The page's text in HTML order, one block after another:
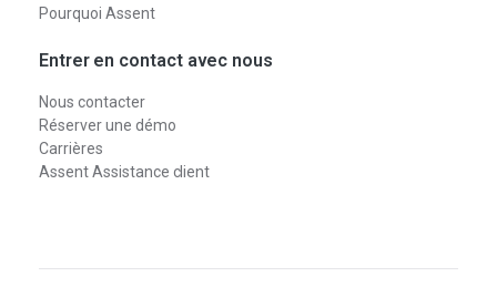
Pourquoi Assent
Entrer en contact avec nous
Nous contacter
Réserver une démo
Carrières
Assent Assistance client